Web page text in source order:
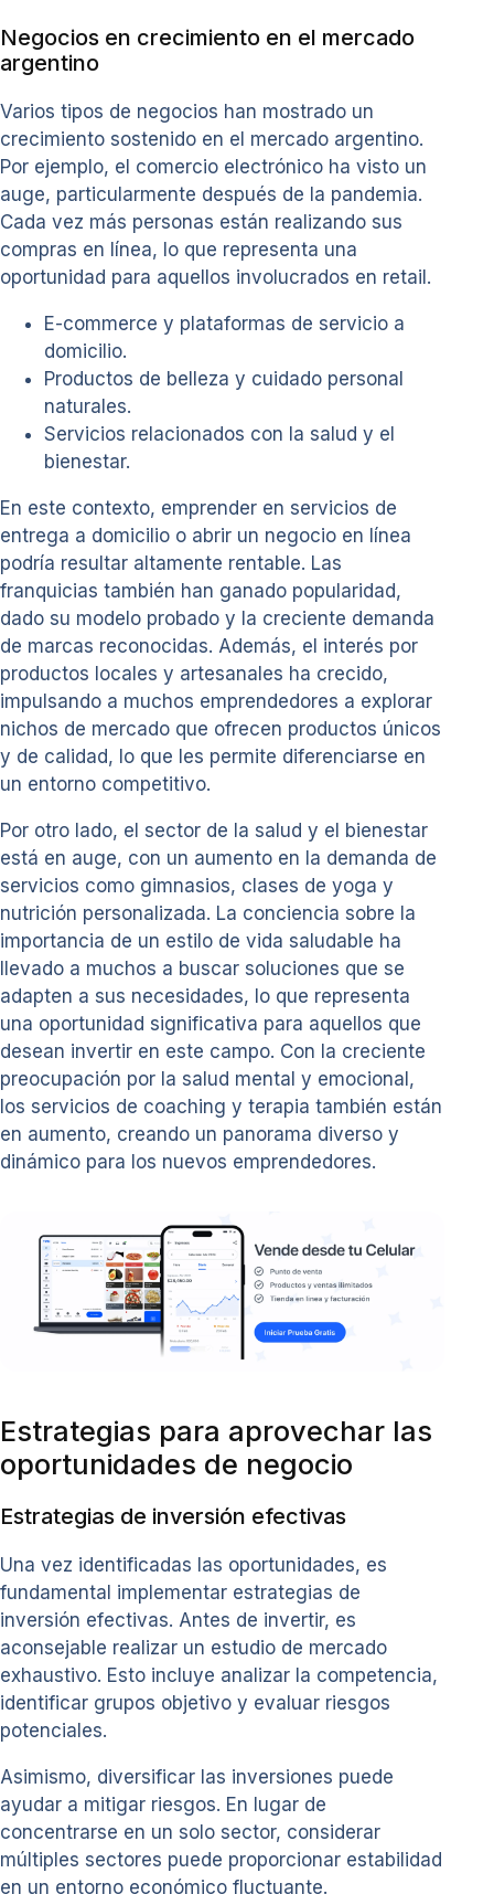
Negocios en crecimiento en el mercado
argentino
Varios tipos de negocios han mostrado un
crecimiento sostenido en el mercado argentino.
Por ejemplo, el comercio electrónico ha visto un
auge, particularmente después de la pandemia.
Cada vez más personas están realizando sus
compras en línea, lo que representa una
oportunidad para aquellos involucrados en retail.
E-commerce y plataformas de servicio a
domicilio.
Productos de belleza y cuidado personal
naturales.
Servicios relacionados con la salud y el
bienestar.
En este contexto, emprender en servicios de
entrega a domicilio o abrir un negocio en línea
podría resultar altamente rentable. Las
franquicias también han ganado popularidad,
dado su modelo probado y la creciente demanda
de marcas reconocidas. Además, el interés por
productos locales y artesanales ha crecido,
impulsando a muchos emprendedores a explorar
nichos de mercado que ofrecen productos únicos
y de calidad, lo que les permite diferenciarse en
un entorno competitivo.
Por otro lado, el sector de la salud y el bienestar
está en auge, con un aumento en la demanda de
servicios como gimnasios, clases de yoga y
nutrición personalizada. La conciencia sobre la
importancia de un estilo de vida saludable ha
llevado a muchos a buscar soluciones que se
adapten a sus necesidades, lo que representa
una oportunidad significativa para aquellos que
desean invertir en este campo. Con la creciente
preocupación por la salud mental y emocional,
los servicios de coaching y terapia también están
en aumento, creando un panorama diverso y
dinámico para los nuevos emprendedores.
Estrategias para aprovechar las
oportunidades de negocio
Estrategias de inversión efectivas
Una vez identificadas las oportunidades, es
fundamental implementar estrategias de
inversión efectivas. Antes de invertir, es
aconsejable realizar un estudio de mercado
exhaustivo. Esto incluye analizar la competencia,
identificar grupos objetivo y evaluar riesgos
potenciales.
Asimismo, diversificar las inversiones puede
ayudar a mitigar riesgos. En lugar de
concentrarse en un solo sector, considerar
múltiples sectores puede proporcionar estabilidad
en un entorno económico fluctuante.